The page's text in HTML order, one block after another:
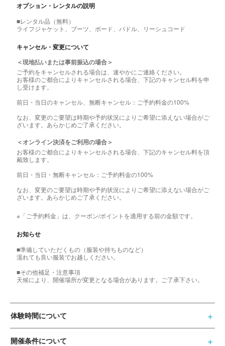
オプション・レンタルの説明
■レンタル品（無料）
ライフジャケット、ブーツ、ボード、パドル、リーシュコード
キャンセル・変更について
＜現地払いまたは事前振込の場合＞
ご予約をキャンセルされる場合は、速やかにご連絡ください。
お客様のご都合によりキャンセルされる場合、下記のキャンセル料を申
し受けます。
前日・当日のキャンセル、無断キャンセル：ご予約料金の100%
なお、変更のご要望は時期や予約状況によりご希望に添えない場合がご
ざいます。あらかじめご了承ください。
＜オンライン決済をご利用の場合＞
お客様のご都合によりキャンセルされる場合、下記のキャンセル料を頂
戴致します。
前日・当日・無断キャンセル：ご予約料金の100%
なお、変更のご要望は時期や予約状況によりご希望に添えない場合がご
ざいます。あらかじめご了承ください。
※「ご予約料金」は、クーポン/ポイントを適用する前の金額です。
お知らせ
■準備していただくもの（服装や持ちものなど）
濡れても良い服装でお越しください。
■その他補足・注意事項
天候により、開催場所が変更となる場合があります。ご了承下さい。
体験時間について
開催条件について